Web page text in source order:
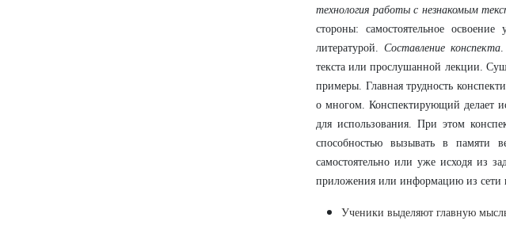
технология работы с незнакомым
стороны: самостоятельное
литературой.Составление конспекта.
текста или прослушанной лекции.
примеры. Главная трудность
о многом. Конспектирующий делает
для использования. При этом
способностью вызывать в памяти
самостоятельно или уже исходя из
приложения или информацию из сети
Ученики выделяют главную